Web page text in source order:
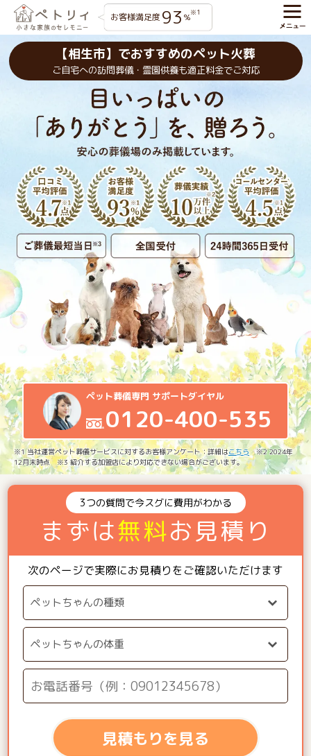
お客様満足度 93 %※1
【相生市】でおすすめのペット火葬
ご自宅への訪問葬儀・霊園供養も適正料金でご対応
ペット葬儀専門 サポートダイヤル
0120-400-535
※1 当社運営ペット葬儀サービスに対するお客様アンケート：詳細はこちら ※2 2024年
12月末時点 ※3 紹介する加盟店により対応できない場合がございます。
3つの質問で今スグに費用がわかる
まずは無料お見積り
次のページで実際にお見積りをご確認いただけます
見積もりを見る